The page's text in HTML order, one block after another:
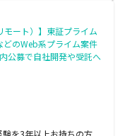
モート）】東証プライム
どのWeb系プライム案件
公募で自社開発や受託へ